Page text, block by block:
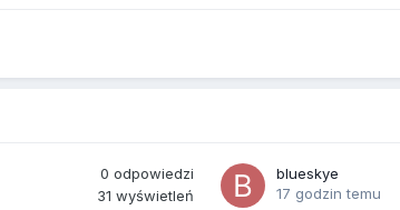
0 odpowiedzi
31 wyświetleń
blueskye
17 godzin temu